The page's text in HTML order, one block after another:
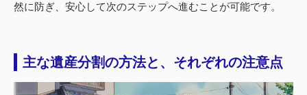
然に防ぎ、安心して次のステップへ進むことが可能です。
主な遺産分割の方法と、それぞれの注意点